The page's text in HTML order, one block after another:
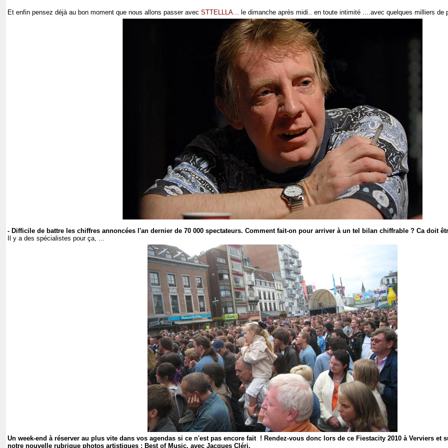
Et enfin pensez déjà au bon moment que nous allons passer avec STTELLLA... le dimanche après midi.. en toute intimité ....avec quelques milliers de
- Difficile de battre les chiffres annoncées l'an dernier de 70 000 spectateurs. Comment fait-on pour arriver à un tel bilan chiffrable ? Ca doit
Il y a des spécialistes pour ça, ...
Un week-end à réserver au plus vite dans vos agendas si ce n'est pas encore fait ! Rendez-vous donc lors de ce Fiestacity 2010 à Verviers et
notre nouvelle rubrique photos artistiques : Best of Music, avec Jacques Cléri.